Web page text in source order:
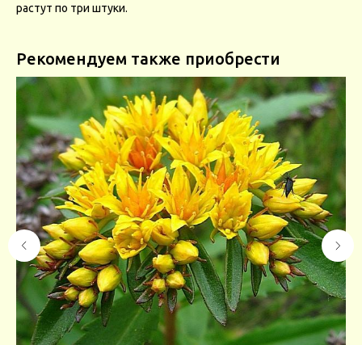
растут по три штуки.
Рекомендуем также приобрести